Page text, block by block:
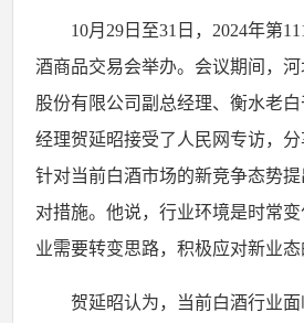
10月29日至31日，2024年第
酒商品交易会举办。会议期间，
股份有限公司副总经理、衡水老
经理贺延昭接受了人民网专访，
针对当前白酒市场的新竞争态势
对措施。他说，行业环境是时常
业需要转变思路，积极应对新业态
贺延昭认为，当前白酒行业